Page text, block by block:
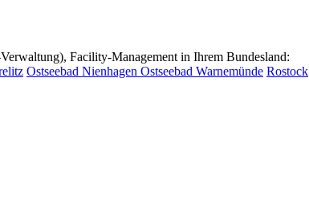
Facility-Management in Ihrem Bundesland:
Ostseebad Nienhagen Ostseebad Warnemünde Rostock